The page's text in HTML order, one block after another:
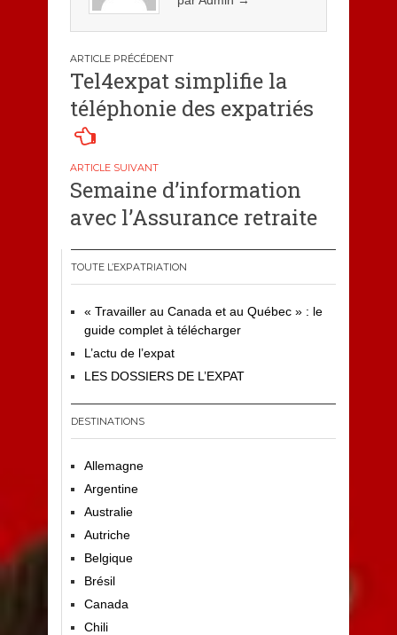
Navigation
de
l’article
Tel4expat simplifie la
téléphonie des expatriés
Semaine d’information
avec l’Assurance retraite
TOUTE L’EXPATRIATION
« Travailler au Canada et au Québec » : le
guide complet à télécharger
L’actu de l’expat
LES DOSSIERS DE L’EXPAT
DESTINATIONS
Allemagne
Argentine
Australie
Autriche
Belgique
Brésil
Canada
Chili